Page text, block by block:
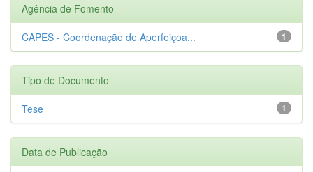
Agência de Fomento
1
CAPES - Coordenação de Aperfeiçoa...
Tipo de Documento
1
Tese
Data de Publicação